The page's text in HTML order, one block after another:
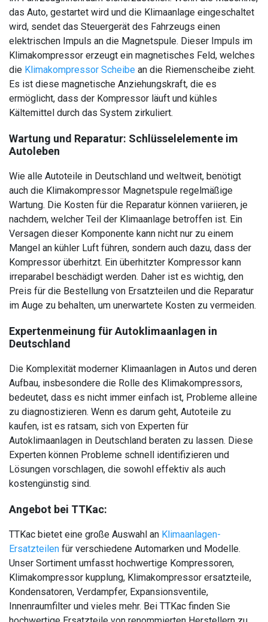
das Auto, gestartet wird und die Klimaanlage eingeschaltet
wird, sendet das Steuergerät des Fahrzeugs einen
elektrischen Impuls an die Magnetspule. Dieser Impuls im
Klimakompressor erzeugt ein magnetisches Feld, welches
die Klimakompressor Scheibe an die Riemenscheibe zieht.
Es ist diese magnetische Anziehungskraft, die es
ermöglicht, dass der Kompressor läuft und kühles
Kältemittel durch das System zirkuliert.
Wartung und Reparatur: Schlüsselelemente im
Autoleben
Wie alle Autoteile in Deutschland und weltweit, benötigt
auch die Klimakompressor Magnetspule regelmäßige
Wartung. Die Kosten für die Reparatur können variieren, je
nachdem, welcher Teil der Klimaanlage betroffen ist. Ein
Versagen dieser Komponente kann nicht nur zu einem
Mangel an kühler Luft führen, sondern auch dazu, dass der
Kompressor überhitzt. Ein überhitzter Kompressor kann
irreparabel beschädigt werden. Daher ist es wichtig, den
Preis für die Bestellung von Ersatzteilen und die Reparatur
im Auge zu behalten, um unerwartete Kosten zu vermeiden.
Expertenmeinung für Autoklimaanlagen in
Deutschland
Die Komplexität moderner Klimaanlagen in Autos und deren
Aufbau, insbesondere die Rolle des Klimakompressors,
bedeutet, dass es nicht immer einfach ist, Probleme alleine
zu diagnostizieren. Wenn es darum geht, Autoteile zu
kaufen, ist es ratsam, sich von Experten für
Autoklimaanlagen in Deutschland beraten zu lassen. Diese
Experten können Probleme schnell identifizieren und
Lösungen vorschlagen, die sowohl effektiv als auch
kostengünstig sind.
Angebot bei TTKac:
TTKac bietet eine große Auswahl an Klimaanlagen-
Ersatzteilen für verschiedene Automarken und Modelle.
Unser Sortiment umfasst hochwertige Kompressoren,
Klimakompressor kupplung, Klimakompressor ersatzteile,
Kondensatoren, Verdampfer, Expansionsventile,
Innenraumfilter und vieles mehr. Bei TTKac finden Sie